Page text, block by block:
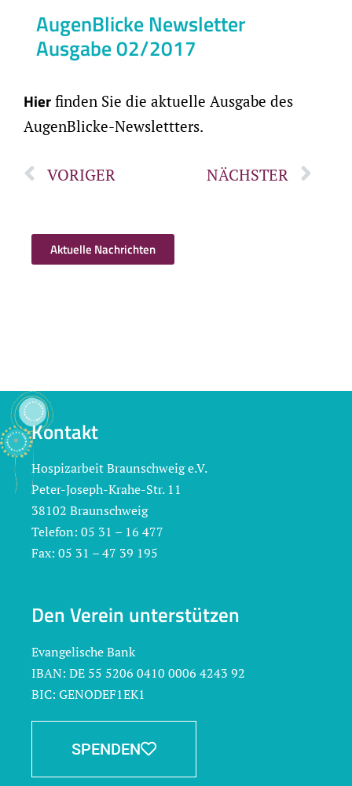
AugenBlicke Newsletter
Ausgabe 02/2017
Hier finden Sie die aktuelle Ausgabe des
AugenBlicke-Newslettters.
VORIGER NÄCHSTER
Aktuelle Nachrichten
Kontakt
Hospizarbeit Braunschweig e.V.
Peter-Joseph-Krahe-Str. 11
38102 Braunschweig
Telefon: 05 31 – 16 477
Fax: 05 31 – 47 39 195
Den Verein unterstützen
Evangelische Bank
IBAN: DE 55 5206 0410 0006 4243 92
BIC: GENODEF1EK1
SPENDEN